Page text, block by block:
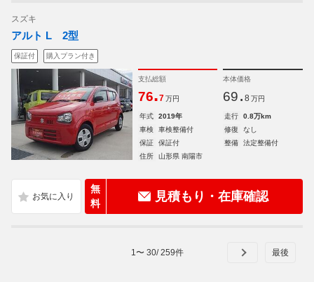
スズキ
アルト L 2型
保証付 購入プラン付き
支払総額
76.7 万円
本体価格
69. 8 万円
年式 2019年 走行
0.8万km
車検
車検整備付 修復
なし
保証
保証付 整備
法定整備付
住所
山形県 南陽市
無
料
見積もり・在庫確認
1 〜 30/259件